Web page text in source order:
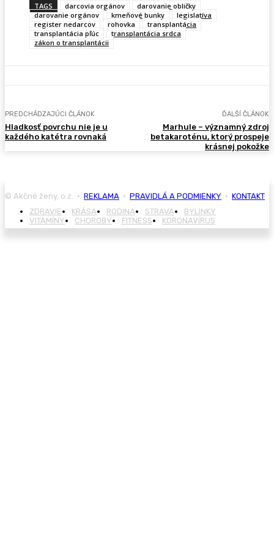
TAGS
darcovia orgánov
darovanie obličky
darovanie orgánov
kmeňové bunky
legislatíva
register nedarcov
rohovka
transplantácia
transplantácia pľúc
transplantácia srdca
zákon o transplantácii
PREDCHÁDZAJÚCI ČLÁNOK
Hladkosť povrchu nie je u
každého katétra rovnaká
ĎALŠÍ ČLÁNOK
Marhule – významný zdroj
betakaroténu, ktorý prospeje
krásnej pokožke
© Akčné ženy, o.z. • REKLAMA • PRAVIDLÁ A PODMIENKY • KONTAKT
ZDRAVIE
KRÁSA RODINA STRAVA
BYLINKY
VITAMÍNY
CHOROBY FITNESS KORONAVÍRUS